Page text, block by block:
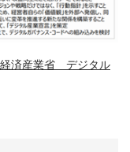
経済産業省 デジタル